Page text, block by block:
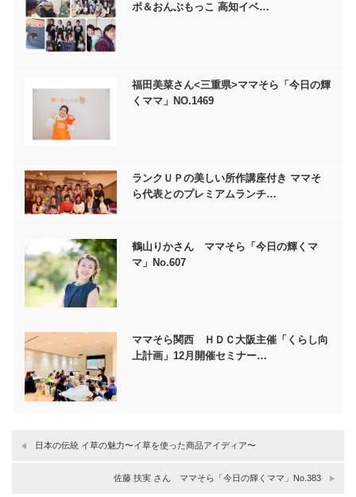
ボ＆おんぶもっこ 高知イベ…
福田美菜さん<三重県>ママそら「今日の輝
くママ」NO.1469
ランクＵＰの美しい所作講座付き ママそ
ら代表とのプレミアムランチ…
鶴山りかさん ママそら「今日の輝くマ
マ」No.607
ママそら関西 ＨＤＣ大阪主催「くらし向
上計画」12月開催セミナー…
日本の伝統 イ草の魅力〜イ草を使った商品アイディア〜
佐藤 扶実 さん ママそら「今日の輝くママ」No.383